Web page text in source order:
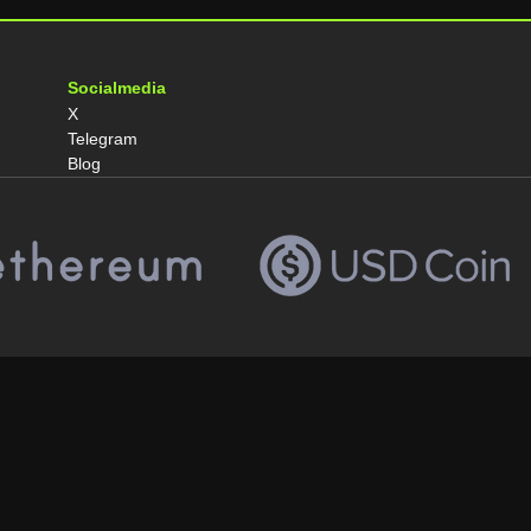
Socialmedia
X
Telegram
Blog